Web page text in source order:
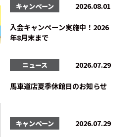
キャンペーン 2026.08.01
入会キャンペーン実施中！2026
年8月末まで
ニュース 2026.07.29
馬車道店夏季休館日のお知らせ
キャンペーン 2026.07.29